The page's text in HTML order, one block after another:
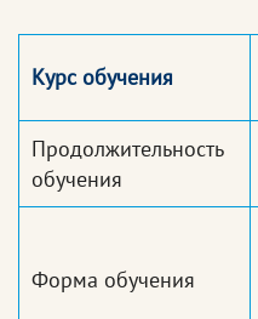
Курс обучения
Продолжительность
обучения
Форма обучения